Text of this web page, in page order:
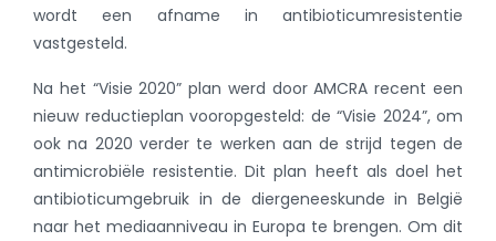
wordt een afname in antibioticumresistentie
vastgesteld.
Na het “Visie 2020” plan werd door AMCRA recent een
nieuw reductieplan vooropgesteld: de “Visie 2024”, om
ook na 2020 verder te werken aan de strijd tegen de
antimicrobiële resistentie. Dit plan heeft als doel het
antibioticumgebruik in de diergeneeskunde in België
naar het mediaanniveau in Europa te brengen. Om dit